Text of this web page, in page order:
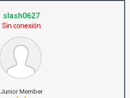
slash0627
Sin conexión
Junior Member